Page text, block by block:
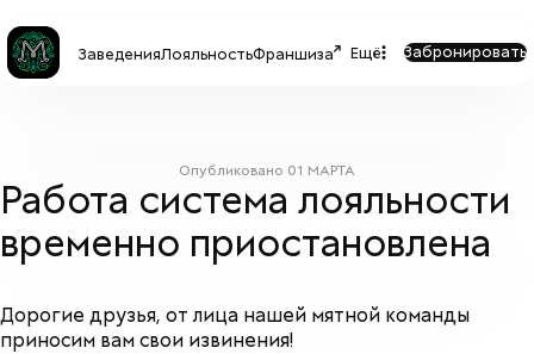
ЗаведенияЛояльностьФраншиза Ещё Забронировать
Опубликовано 01 МАРТА
Работа система лояльности
временно приостановлена
Дорогие друзья, от лица нашей мятной команды
приносим вам свои извинения!